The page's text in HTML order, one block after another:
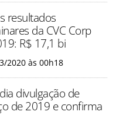
resultados
da CVC Corp
R$ 17,1 bi
2020 às 00h18
divulgação de
de 2019 e confirma